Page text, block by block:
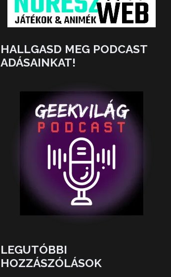
HALLGASD MEG PODCAST
ADÁSAINKAT!
LEGUTÓBBI
HOZZÁSZÓLÁSOK